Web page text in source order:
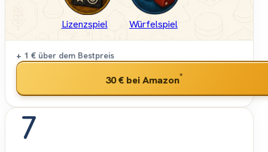
Lizenzspiel Würfelspiel
+ 1 € über dem Bestpreis
30 € bei Amazon*
7